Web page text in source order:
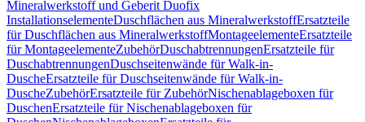
Mineralwerkstoff und Geberit Duofix
InstallationselementeDuschflächen aus MineralwerkstoffErsatzteile
für Duschflächen aus MineralwerkstoffMontageelementeErsatzteile
für MontageelementeZubehörDuschabtrennungenErsatzteile für
DuschabtrennungenDuschseitenwände für Walk-in-
DuscheErsatzteile für Duschseitenwände für Walk-in-
DuscheZubehörErsatzteile für ZubehörNischenablageboxen für
DuschenErsatzteile für Nischenablageboxen für